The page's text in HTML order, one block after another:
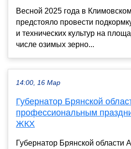
Весной 2025 года в
предстояло провести
и технических культур на
числе озимых зерно...
14:00, 16 Мар
Губернатор Брянской
профессиональным
ЖКХ
Губернатор Брянской области